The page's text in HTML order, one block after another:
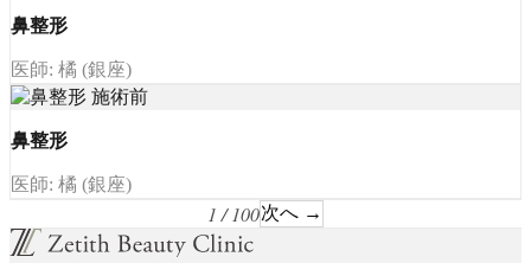
鼻整形
医師: 橘 (銀座)
鼻整形
医師: 橘 (銀座)
1 / 100次へ →